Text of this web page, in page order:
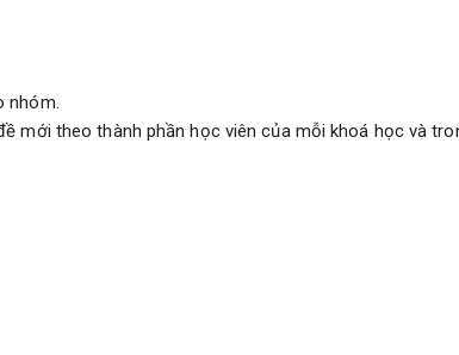
nhóm.
mới theo thành phần học viên của mỗi khoá học và